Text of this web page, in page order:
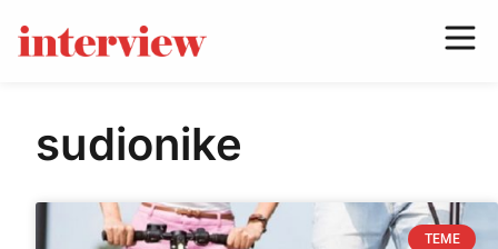
sudionike
TEME